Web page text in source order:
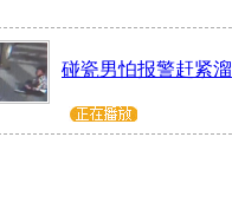
碰瓷男怕报警赶紧溜